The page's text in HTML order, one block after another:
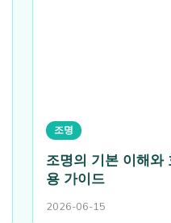
조명
조명의 기본 이해와
용 가이드
2026-06-15